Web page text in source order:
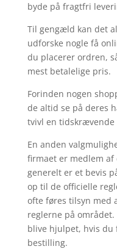
byde på fragtfri
Til gengæld kan det
udforske nogle få
du placerer ordren,
mest betalelige pris.
Forinden nogen
de altid se på deres
tvivl en tidskrævende
En anden
firmaet er medlem
generelt er et bevis
op til de officielle
ofte føres tilsyn med
reglerne på
blive hjulpet, hvis
bestilling.